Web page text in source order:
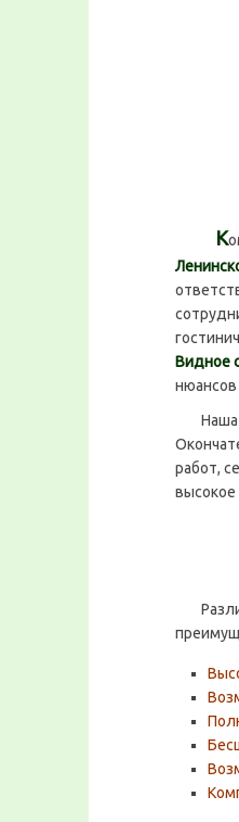
К
Видное
нюансов
Наша
работ,
высокое